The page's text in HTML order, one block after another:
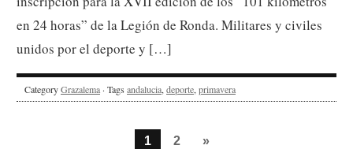
en 24 horas” de la Legión de Ronda. Militares y civiles
unidos por el deporte y […]
CategoryGrazalema · Tags andalucia,deporte,primavera
1 2 »